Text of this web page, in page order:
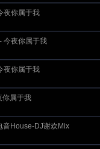
夜你属于我
今夜你属于我
夜你属于我
你属于我
音House-DJ谢欢Mix